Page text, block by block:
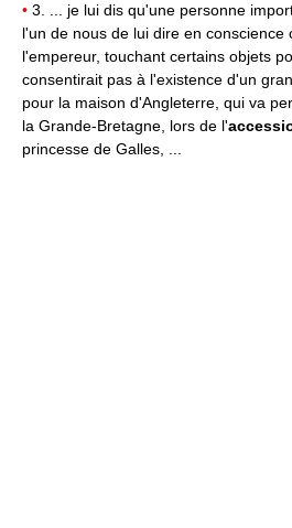
• 3. ... je lui dis qu'une personne
l'un de nous de lui dire en conscience
l'empereur, touchant certains objets
consentirait pas à l'existence d'un
pour la maison d'Angleterre, qui va
la Grande-Bretagne, lors de l'
princesse de Galles, ...